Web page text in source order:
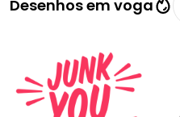
Desenhos em voga